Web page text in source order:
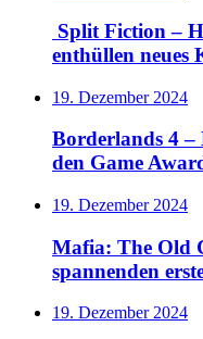
Split Fiction –
enthüllen neues
19. Dezember 2024
Borderlands 4 –
den Game
19. Dezember 2024
Mafia: The Old
spannenden
19. Dezember 2024